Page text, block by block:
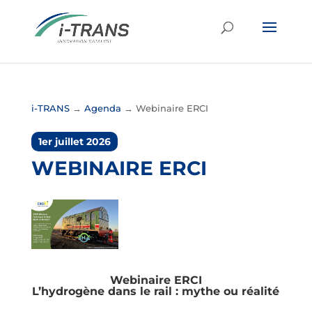
i-TRANS→ Agenda → Webinaire ERCI
1er juillet 2026
WEBINAIRE ERCI
Webinaire ERCI
L’hydrogène dans le rail : mythe ou réalité